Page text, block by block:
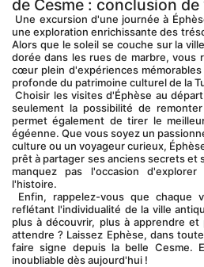
de Cesme : conclusion
une exploration enrichissante des
Alors que le soleil se couche sur la
dorée dans les rues de marbre, vous
cœur plein d'expériences
profonde du patrimoine culturel de la
Choisir les visites d'Éphèse au départ de Cesme vous donne non
seulement la possibilité de
permet également de tirer le
égéenne. Que vous soyez un
culture ou un voyageur curieux,
prêt à partager ses anciens secrets et
manquez pas l'occasion
l'histoire.
reflétant l'individualité de la ville
plus à découvrir, plus à apprendre
attendre ? Laissez Ephèse, dans
faire signe depuis la belle Cesme.
inoubliable dès aujourd'hui !